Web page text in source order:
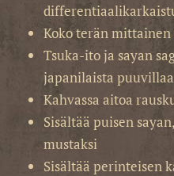
Koko terän
Tsuka-ito ja sayan
japanilaista puuvillaa
Kahvassa aitoa
Sisältää puisen
mustaksi
Sisältää perinteisen